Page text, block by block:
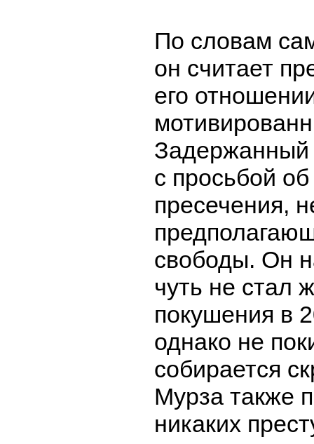
По словам
он считает
его
Задержанный
с просьбой
пресечения,
свободы. Он
чуть не стал
покушения в
однако не
собирается
Мурза также
никаких